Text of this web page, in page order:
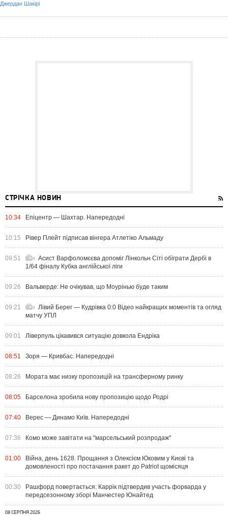
Джердан Шакірі
СТРІЧКА НОВИН
10:34 Епіцентр — Шахтар. Напередодні
10:15 Рівер Плейт підписав вінгера Атлетіко Альмаду
09:51
Асист Варфоломєєва допоміг Лінкольн Сіті обіграти Дербі в
1/64 фіналу Кубка англійської ліги
09:26 Вальверде: Не очікував, що Моурінью буде таким
09:21
Лівий Берег — Кудрівка 0:0 Відео найкращих моментів та огляд
матчу УПЛ
09:01 Ліверпуль цікавився ситуацію довкола Ендріка
08:51 Зоря — Кривбас. Напередодні
08:26 Мората має низку пропозицій на трансферному ринку
08:05 Барселона зробила нову пропозицію щодо Родрі
07:40 Верес — Динамо Київ. Напередодні
07:36 Комо може завітати на "марсельський розпродаж"
01:00
Війна, день 1628. Прощання з Олексієм Юковим у Києві та
домовленості про постачання ракет до Patriot щомісяця
00:30
Рашфорд повертається: Каррік підтвердив участь форварда у
передсезонному зборі Манчестер Юнайтед
08 СЕРПНЯ 2026